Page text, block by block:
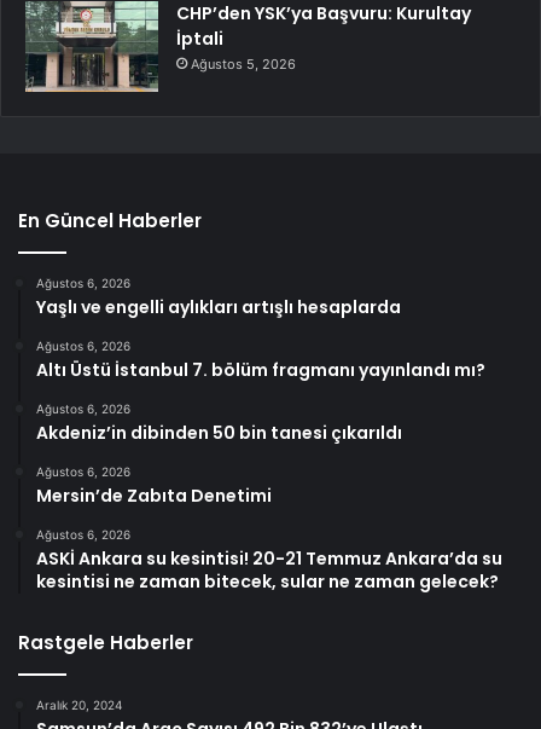
CHP’den YSK’ya Başvuru: Kurultay
İptali
Ağustos 5, 2026
En Güncel Haberler
Ağustos 6, 2026
Yaşlı ve engelli aylıkları artışlı hesaplarda
Ağustos 6, 2026
Altı Üstü İstanbul 7. bölüm fragmanı yayınlandı mı?
Ağustos 6, 2026
Akdeniz’in dibinden 50 bin tanesi çıkarıldı
Ağustos 6, 2026
Mersin’de Zabıta Denetimi
Ağustos 6, 2026
ASKİ Ankara su kesintisi! 20-21 Temmuz Ankara’da su
kesintisi ne zaman bitecek, sular ne zaman gelecek?
Rastgele Haberler
Aralık 20, 2024